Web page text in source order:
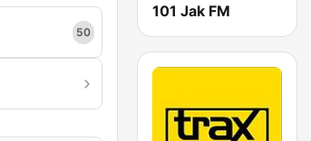
50
101 Jak FM